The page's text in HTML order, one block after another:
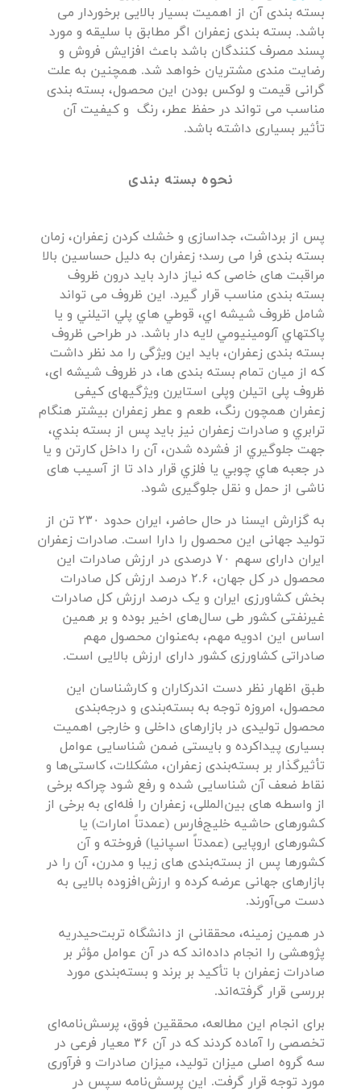
بسته بندی آن از اهمیت بسیار بالایی برخوردار می
باشد. بسته بندی زعفران اگر مطابق با سلیقه و مورد
پسند مصرف کنندگان باشد باعث افزایش فروش و
رضایت مندی مشتریان خواهد شد. همچنین به علت
گرانی قیمت و لوکس بودن این محصول، بسته بندی
مناسب می تواند در حفظ عطر، رنگ و کیفیت آن
تأثیر بسیاری داشته باشد.
نحوه بسته بندی
پس از برداشت، جداسازی و خشك كردن زعفران، زمان
بسته بندی فرا می رسد؛ زعفران به دلیل حساسین بالا
مراقبت های خاصی که نیاز دارد باید درون ظروف
بسته بندی مناسب قرار گیرد. این ظروف می تواند
شامل ظروف شيشه اي، قوطي هاي پلي اتيلني و يا
پاكتهاي آلومينيومي لايه دار باشد. در طراحی ظروف
بسته بندی زعفران، باید این ویژگی را مد نظر داشت
که از میان تمام بسته بندی ها، در ظروف شیشه ای،
ظروف پلی اتیلن وپلی استایرن ویژگیهای كیفی
زعفران همچون رنگ، طعم و عطر زعفران بیشتر هنگام
ترابري و صادرات زعفران نیز بايد پس از بسته بندي،
جهت جلوگيري از فشرده شدن، آن را داخل كارتن و یا
در جعبه هاي چوبي يا فلزي قرار داد تا از آسیب های
ناشی از حمل و نقل جلوگیری شود.
به گزارش ایسنا در حال حاضر، ایران حدود ۲۳۰ تن از
تولید جهانی این محصول را دارا است. صادرات زعفران
ایران دارای سهم ۷۰ درصدی در ارزش صادرات این
محصول در کل جهان، ۲.۶ درصد ارزش کل صادرات
بخش کشاورزی ایران و یک درصد ارزش کل صادرات
غیرنفتی کشور طی سال‌های اخیر بوده و بر همین
اساس این ادویه مهم، به‌عنوان محصول مهم
صادراتی کشاورزی کشور دارای ارزش بالایی است.
طبق اظهار نظر دست اندرکاران و کارشناسان این
محصول، امروزه توجه به بسته‌بندی و درجه‌بندی
محصول تولیدی در بازارهای داخلی و خارجی اهمیت
بسیاری پیداکرده و بایستی ضمن شناسایی عوامل
تأثیرگذار بر بسته‌بندی زعفران، مشکلات، کاستی‌ها و
نقاط ضعف آن شناسایی شده و رفع شود چراکه برخی
از واسطه‌ های بین‌المللی، زعفران را فله‌ای به برخی از
کشورهای حاشیه خلیج‌فارس (عمدتاً امارات) یا
کشورهای اروپایی (عمدتاً اسپانیا) فروخته و آن
کشورها پس از بسته‌بندی های زیبا و مدرن، آن را در
بازارهای جهانی عرضه کرده و ارزش‌افزوده بالایی به
دست می‌آورند.
در همین زمینه، محققانی از دانشگاه تربت‌حیدریه
پژوهشی را انجام داده‌اند که در آن عوامل مؤثر بر
صادرات زعفران با تأکید بر برند و بسته‌بندی مورد
بررسی قرار گرفته‌اند.
برای انجام این مطالعه، محققین فوق، پرسش‌نامه‌ای
تخصصی را آماده کردند که در آن ۳۶ معیار فرعی در
سه گروه اصلی میزان تولید، میزان صادرات و فرآوری
مورد توجه قرار گرفت. این پرسش‌نامه سپس در